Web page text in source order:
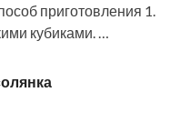
приготовления 1.
кубиками. …